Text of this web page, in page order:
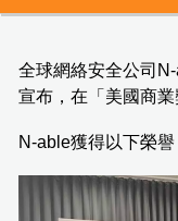
全球網絡安全公司
宣布，在「美國商業
N-able獲得以下榮譽